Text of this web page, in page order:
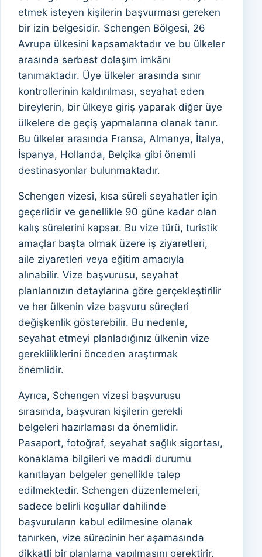
etmek isteyen kişilerin başvurması gereken
bir izin belgesidir. Schengen Bölgesi, 26
Avrupa ülkesini kapsamaktadır ve bu ülkeler
arasında serbest dolaşım imkânı
tanımaktadır. Üye ülkeler arasında sınır
kontrollerinin kaldırılması, seyahat eden
bireylerin, bir ülkeye giriş yaparak diğer üye
ülkelere de geçiş yapmalarına olanak tanır.
Bu ülkeler arasında Fransa, Almanya, İtalya,
İspanya, Hollanda, Belçika gibi önemli
destinasyonlar bulunmaktadır.
Schengen vizesi, kısa süreli seyahatler için
geçerlidir ve genellikle 90 güne kadar olan
kalış sürelerini kapsar. Bu vize türü, turistik
amaçlar başta olmak üzere iş ziyaretleri,
aile ziyaretleri veya eğitim amacıyla
alınabilir. Vize başvurusu, seyahat
planlarınızın detaylarına göre gerçekleştirilir
ve her ülkenin vize başvuru süreçleri
değişkenlik gösterebilir. Bu nedenle,
seyahat etmeyi planladığınız ülkenin vize
gerekliliklerini önceden araştırmak
önemlidir.
Ayrıca, Schengen vizesi başvurusu
sırasında, başvuran kişilerin gerekli
belgeleri hazırlaması da önemlidir.
Pasaport, fotoğraf, seyahat sağlık sigortası,
konaklama bilgileri ve maddi durumu
kanıtlayan belgeler genellikle talep
edilmektedir. Schengen düzenlemeleri,
sadece belirli koşullar dahilinde
başvuruların kabul edilmesine olanak
tanırken, vize sürecinin her aşamasında
dikkatli bir planlama yapılmasını gerektirir.